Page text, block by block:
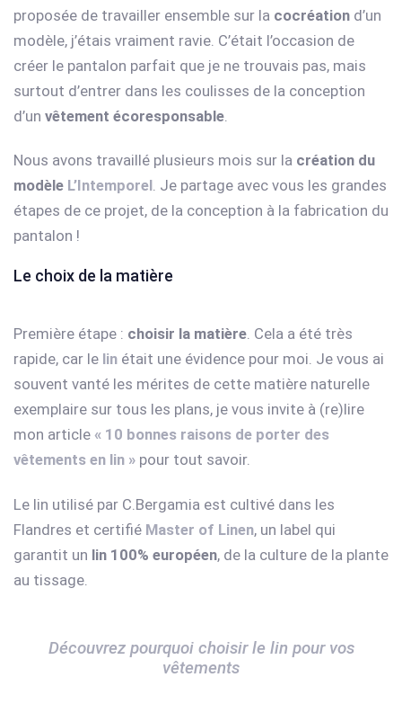
proposée de travailler ensemble sur la cocréation d’un
modèle, j’étais vraiment ravie. C’était l’occasion de
créer le pantalon parfait que je ne trouvais pas, mais
surtout d’entrer dans les coulisses de la conception
d’un vêtement écoresponsable
Nous avons travaillé plusieurs mois sur la création du
modèle L’Intemporel. Je partage avec vous les grandes
étapes de ce projet, de la conception à la fabrication du
pantalon !
Le choix de la matière
Première étape : choisir la matière. Cela a été très
rapide, car le lin était une évidence pour moi. Je vous ai
souvent vanté les mérites de cette matière naturelle
exemplaire sur tous les plans, je vous invite à (re)lire
mon article « 10 bonnes raisons de porter des
vêtements en lin » pour tout savoir.
Le lin utilisé par C.Bergamia est cultivé dans les
Flandres et certifié Master of Linen, un label qui
garantit un lin 100% européen, de la culture de la plante
au tissage.
Découvrez pourquoi choisir le lin pour vos
vêtements